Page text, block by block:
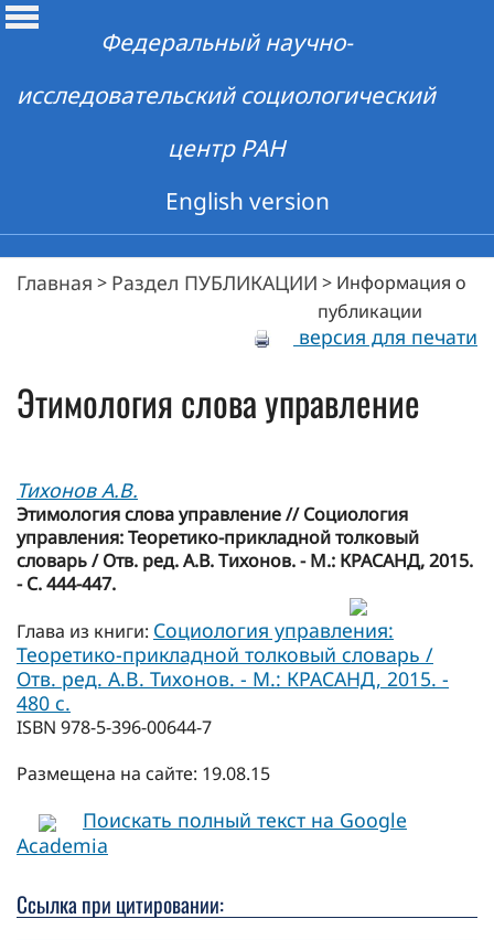
Федеральный научно-
исследовательский социологический
центр РАН
English version
Главная > Раздел ПУБЛИКАЦИИ > Информация о
публикации
версия для печати
Этимология слова управление
Тихонов А.В.
Этимология слова управление // Социология
управления: Теоретико-прикладной толковый
словарь / Отв. ред. А.В. Тихонов. - М.: КРАСАНД, 2015.
- C. 444-447.
Глава из книги: Социология управления:
Теоретико-прикладной толковый словарь /
Отв. ред. А.В. Тихонов. - М.: КРАСАНД, 2015. -
480 с.
ISBN 978-5-396-00644-7
Размещена на сайте: 19.08.15
Поискать полный текст на Google
Academia
Ссылка при цитировании: